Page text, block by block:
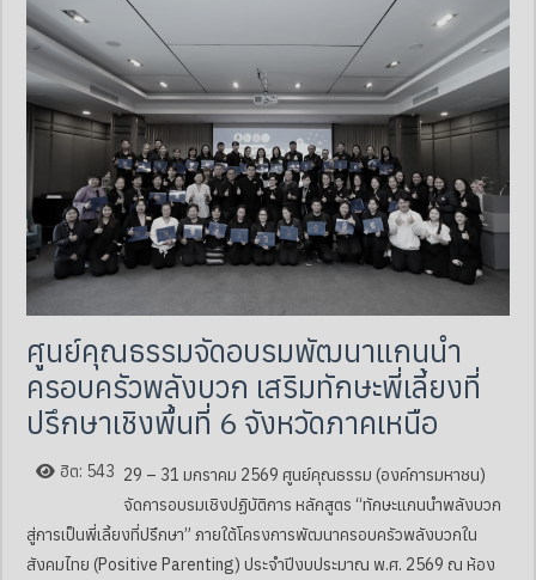
ศูนย์คุณธรรมจัดอบรมพัฒนาแกนนำ
ครอบครัวพลังบวก เสริมทักษะพี่เลี้ยงที่
ปรึกษาเชิงพื้นที่ 6 จังหวัดภาคเหนือ
ฮิต: 543 29 – 31 มกราคม 2569 ศูนย์คุณธรรม (องค์การมหาชน)
จัดการอบรมเชิงปฏิบัติการ หลักสูตร “ทักษะแกนนำพลังบวก
สู่การเป็นพี่เลี้ยงที่ปรึกษา” ภายใต้โครงการพัฒนาครอบครัวพลังบวกใน
สังคมไทย (Positive Parenting) ประจำปีงบประมาณ พ.ศ. 2569 ณ ห้อง